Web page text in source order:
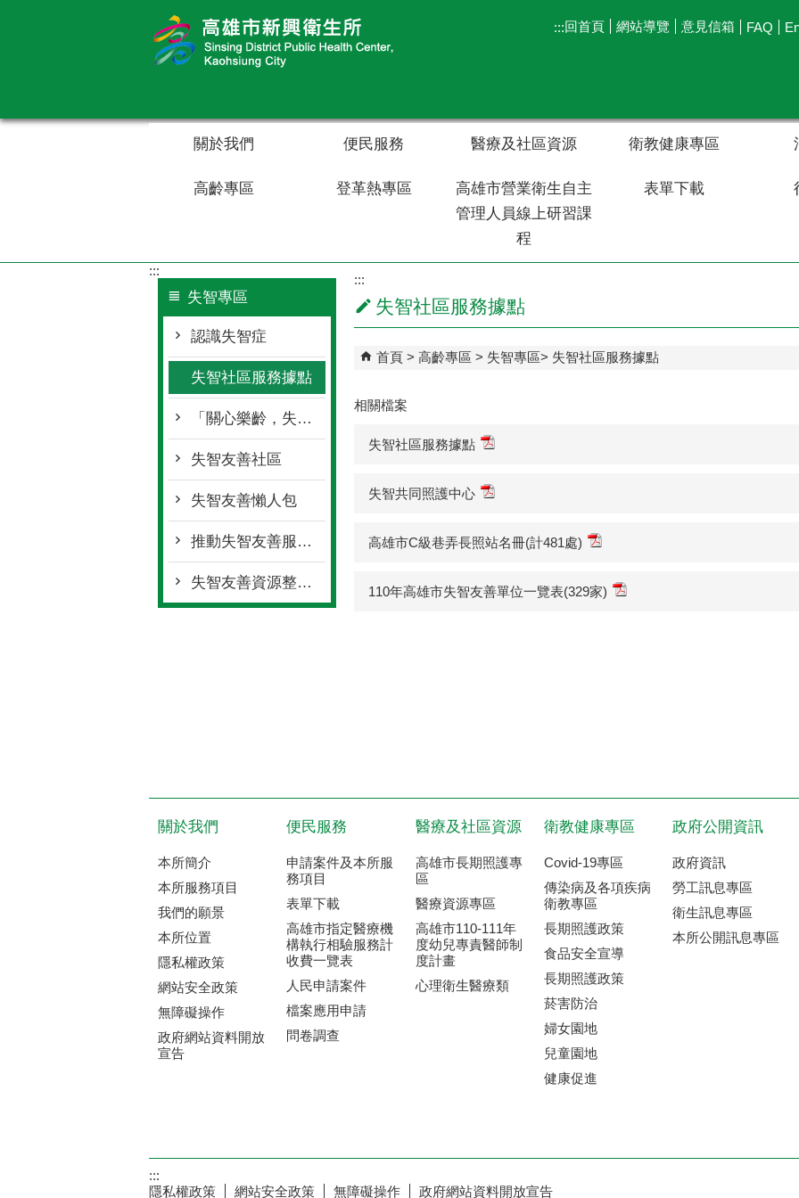
:::回首頁 網站導覽 意見信箱 FAQ
關於我們 便民服務 醫療及社區資源 衛教健康專區
高齡專區 登革熱專區
高雄市營業衛生自主
管理人員線上研習課
程
表單下載
:::
失智專區
認識失智症
失智社區服務據點
「關心樂齡，失智友善」
失智友善社區
失智友善懶人包
推動失智友善服務流程手冊
失智友善資源整合平台
:::
失智社區服務據點
首頁 高齡專區 失智專區 失智社區服務據點
相關檔案
失智社區服務據點
失智共同照護中心
高雄市C級巷弄長照站名冊(計481處)
110年高雄市失智友善單位一覽表(329家)
關於我們
本所簡介
本所服務項目
我們的願景
本所位置
隱私權政策
網站安全政策
無障礙操作
政府網站資料開放
宣告
便民服務
申請案件及本所服
務項目
表單下載
高雄市指定醫療機
構執行相驗服務計
收費一覽表
人民申請案件
檔案應用申請
問卷調查
醫療及社區資源
高雄市長期照護專
區
醫療資源專區
高雄市110-111年
度幼兒專責醫師制
度計畫
心理衛生醫療類
衛教健康專區
Covid-19專區
傳染病及各項疾病
衛教專區
長期照護政策
食品安全宣導
長期照護政策
菸害防治
婦女園地
兒童園地
健康促進
政府公開資訊
政府資訊
勞工訊息專區
衛生訊息專區
本所公開訊息專區
:::
隱私權政策
網站安全政策 無障礙操作 政府網站資料開放宣告